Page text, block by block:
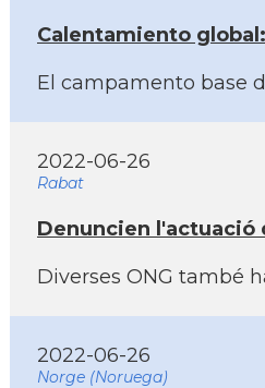
Calentamiento
El campamento base
2022-06-26
Rabat
Denuncien l'actuació
Diverses ONG també
2022-06-26
Norge (Noruega)